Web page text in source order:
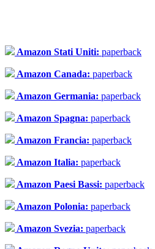
Amazon Stati Uniti: paperback
Amazon Canada: paperback
Amazon Germania: paperback
Amazon Spagna: paperback
Amazon Francia: paperback
Amazon Italia: paperback
Amazon Paesi Bassi: paperback
Amazon Polonia: paperback
Amazon Svezia: paperback